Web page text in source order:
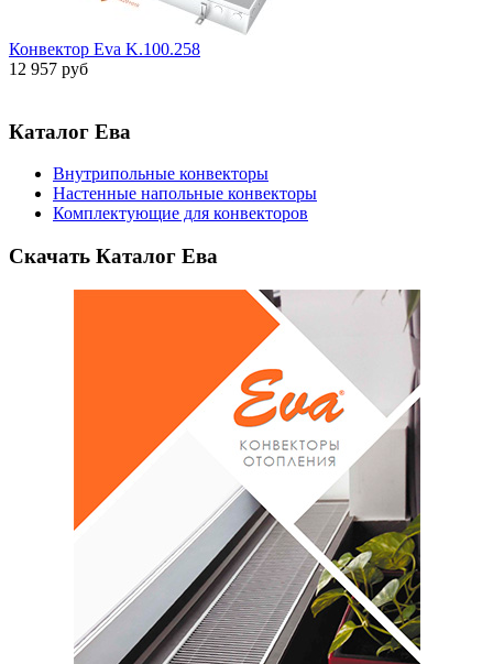
Конвектор Eva K.100.258
12 957 руб
Каталог Ева
Внутрипольные конвекторы
Настенные напольные конвекторы
Комплектующие для конвекторов
Скачать Каталог Ева